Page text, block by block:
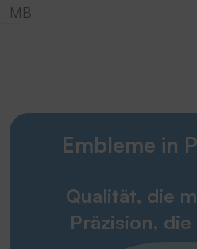
MB
Embleme in
Qualität, die
Präzision,